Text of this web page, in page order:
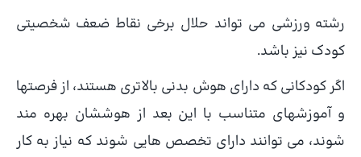
رشته ورزشی می تواند حلال برخی نقاط ضعف شخصیتی
کودک نیز باشد.
اگر کودکانی که دارای هوش بدنی بالاتری هستند، از فرصتها
و آموزشهای متناسب با این بعد از هوششان بهره مند
شوند، می توانند دارای تخصص هایی شوند که نیاز به کار